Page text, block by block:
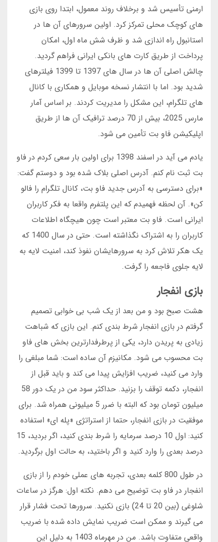
ارمنی تأسیس شد و برخلاف روند معمول، ابتدا روی بازی
های کوچک محلی تمرکز کرد. اولین سرورهای آن ها در
استانبول راه اندازی شد و ظرف شش ماه اول، امکان
پرداخت از طریق کارت های بانکی ایرانی فراهم گردید.
چالش اصلی آن ها در سال های 1397 تا 1399 فیلترهای
شدید بود. اما با انتشار نسخه موبایل و همکاری با کانال
های تلگرام، این مشکل را مدیریت کردند. بر اساس آمار
مارس 2025، بیش از 70 درصد ترافیک آن ها از طریق
اپلیکیشن فاو بت تأمین می شود.
یادم می آید در اسفند 1398 برای اولین بار سعی کردم در فاو
بت ثبت نام کنم. آدرس اصلی بلاک شده بود و دوستم گفت:
«برای دسترسی به آدرس جدید فاو بت، کانال تلگرام را فالو
کن». آن لحظه فهمیدم که این پلتفرم واقعا به فکر کاربران
ایرانی است. فاو بت معتبر است چون هیچگاه اطلاعات
کاربران را به اشتراک نگذاشته است. حتی در سال 1400 که
یک هکر تلاش کرد به سرورهایشان نفوذ کند، امنیت لایه به
لایه جلوی فاجعه را گرفت.
بازی انفجار
هشت صبح بود و من بعد از یک شب بی خوابی تصمیم
گرفتم در بازی انفجار شرط بندی کنم. این بازی که شباهت
زیادی به پریدن دارد، یکی از پرطرفدارترین بخش های فاو
بت محسوب می شود. مکانیزم آن ساده است: شما مبلغی را
وارد می کنید، ضریب افزایش پیدا می کند و باید قبل از
انفجار، دکمه توقف را بزنید. حداکثر سود من در یک دور 58
میلیون تومان بود که البته با ضرر 5 میلیونی همراه شد. برای
موفقیت در بازی انفجار، حتما از استراتژی «پله ای» استفاده
کنید: اول 10 درصد سرمایه را شرط بندی کنید، اگر بردید، 15
درصد بعدی را وارد کنید و اگر باختید، به حالت اول برگردید.
در طول 800 کلمه بعدی، تجربه های عملی خودم را از بازی
انفجار در فاو بت توضیح می دهم. نکته اول: هرگز در ساعات
شلوغی (بین 20 تا 24) بازی نکنید. سرورها تحت فشار قرار
می گیرند و ممکن است ضریب نمایش داده شده با ضریب
واقعی متفاوت باشد. من در مهرماه 1403 به دلیل این